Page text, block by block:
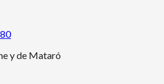
y de Mataró